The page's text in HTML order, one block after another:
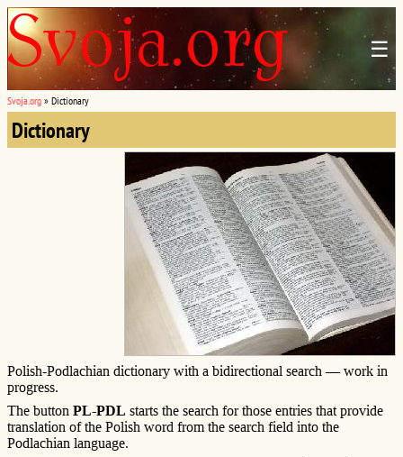
☰
Svoja.org » Dictionary
Dictionary
Polish-Podlachian dictionary with a bidirectional search — work in
progress.
The button PL-PDL starts the search for those entries that provide
translation of the Polish word from the search field into the
Podlachian language.